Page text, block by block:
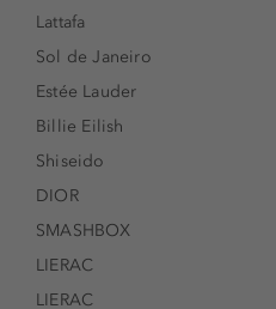
Lattafa
Sol de Janeiro
Estée Lauder
Billie Eilish
Shiseido
DIOR
SMASHBOX
LIERAC
LIERAC